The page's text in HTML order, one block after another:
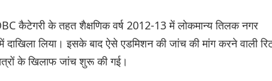
कैटेगरी के तहत शैक्षणिक वर्ष 2012-13 में लोकमान्य तिलक नगर
लिया। इसके बाद ऐसे एडमिशन की जांच की मांग करने वाली
के खिलाफ जांच शुरू की गई।